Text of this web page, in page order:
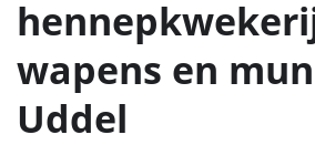
wapens en
Uddel